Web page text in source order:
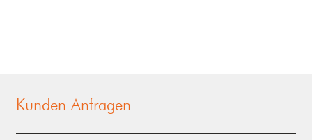
Kunden Anfragen